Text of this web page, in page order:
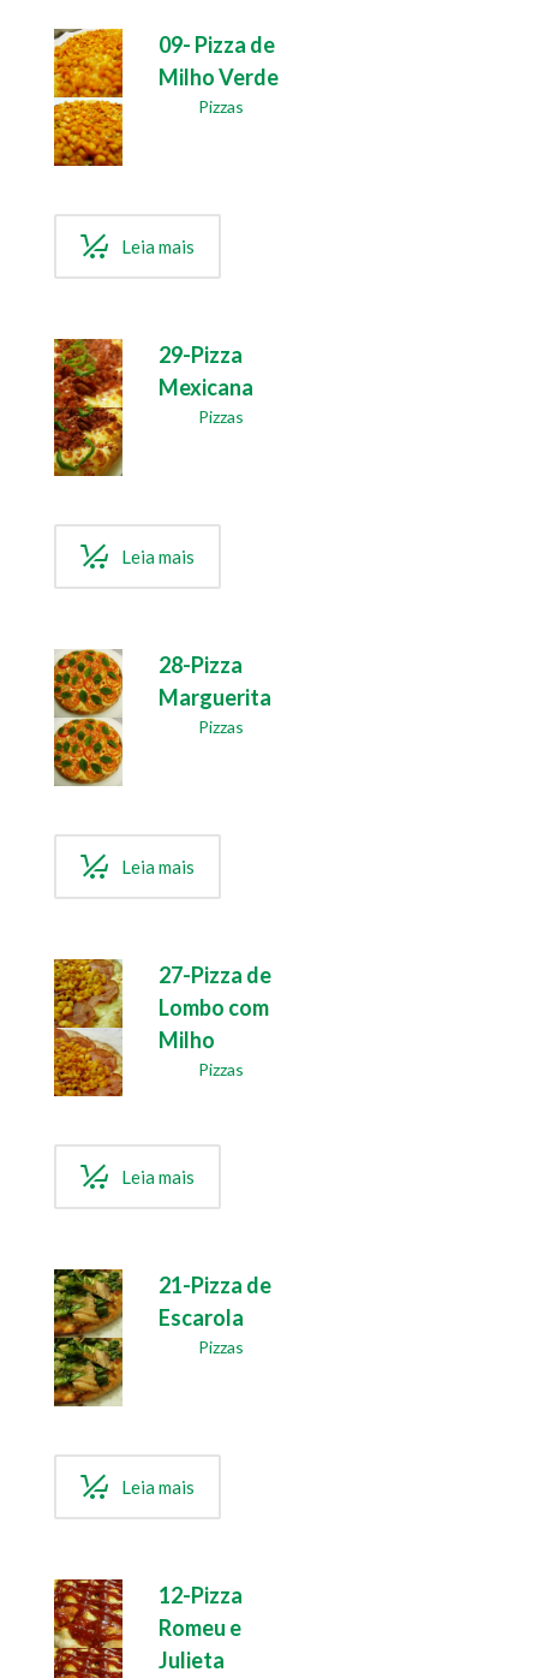
09- Pizza de
Milho Verde
Pizzas
Leia mais
29-Pizza
Mexicana
Pizzas
Leia mais
28-Pizza
Marguerita
Pizzas
Leia mais
27-Pizza de
Lombo com
Milho
Pizzas
Leia mais
21-Pizza de
Escarola
Pizzas
Leia mais
12-Pizza
Romeu e
Julieta